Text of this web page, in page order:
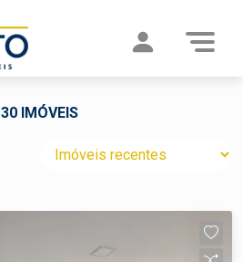
30 IMÓVEIS